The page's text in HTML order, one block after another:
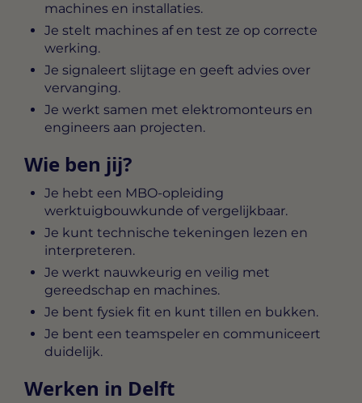
machines en installaties.
Je stelt machines af en test ze op correcte
werking.
Je signaleert slijtage en geeft advies over
vervanging.
Je werkt samen met elektromonteurs en
engineers aan projecten.
Wie ben jij?
Je hebt een MBO-opleiding
werktuigbouwkunde of vergelijkbaar.
Je kunt technische tekeningen lezen en
interpreteren.
Je werkt nauwkeurig en veilig met
gereedschap en machines.
Je bent fysiek fit en kunt tillen en bukken.
Je bent een teamspeler en communiceert
duidelijk.
Werken in Delft